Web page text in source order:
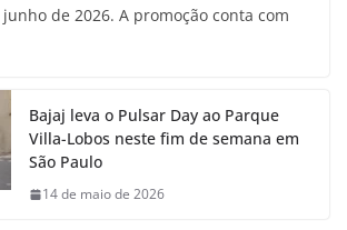
de 2026. A promoção conta com
Bajaj leva o Pulsar Day ao Parque
Villa-Lobos neste fim de semana em
São Paulo
14 de maio de 2026